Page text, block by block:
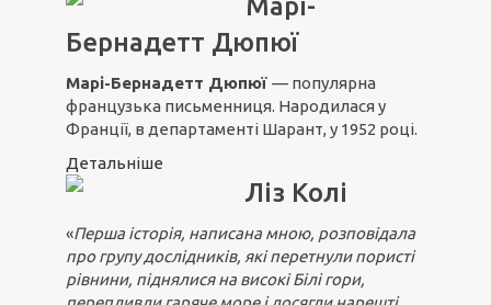
Марі-
Бернадетт Дюпюї
Марі-Бернадетт Дюпюї — популярна
французька письменниця. Народилася у
Франції, в департаменті Шарант, у 1952 році.
Детальніше
Ліз Колі
«Перша історія, написана мною, розповідала
про групу дослідників, які перетнули пористі
рівнини, піднялися на високі Білі гори,